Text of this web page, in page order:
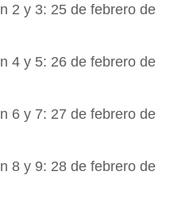
2 y 3: 25 de febrero de
4 y 5: 26 de febrero de
6 y 7: 27 de febrero de
8 y 9: 28 de febrero de